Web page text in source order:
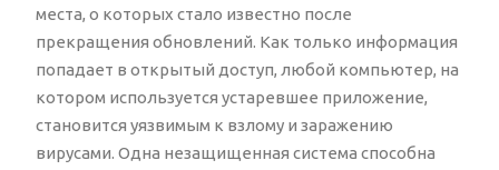
места, о которых стало известно после
прекращения обновлений. Как только информация
попадает в открытый доступ, любой компьютер, на
котором используется устаревшее приложение,
становится уязвимым к взлому и заражению
вирусами. Одна незащищенная система способна